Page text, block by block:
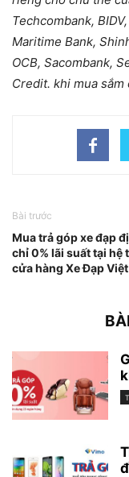
Techcombank,
Maritime Bank,
OCB, Sacombank,
Credit. khi mua
Bài trước
Mua trả góp xe đạp
chỉ 0% lãi suất tại hệ
cửa hàng Xe Đạp